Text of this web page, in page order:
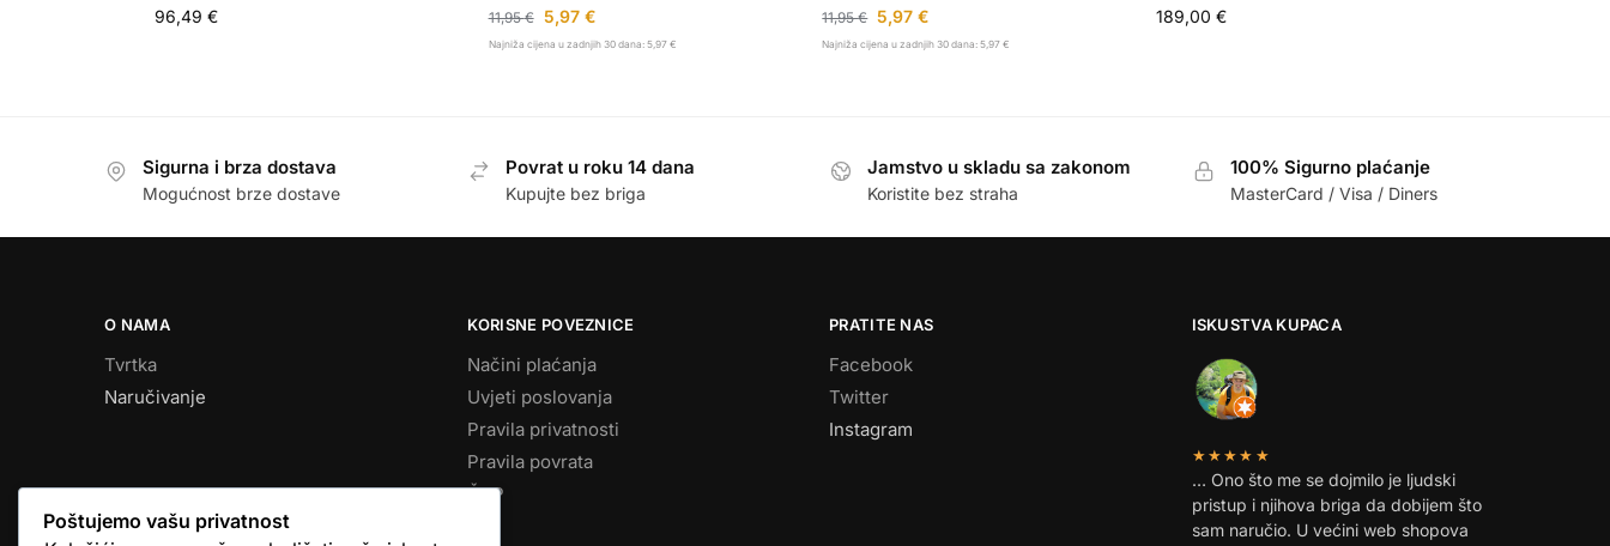
96,49 € 11,95€ 5,97 €
Najniža cijena u zadnjih 30 dana: 5,97 €
11,95€ 5,97€
Najniža cijena u zadnjih 30 dana:5,97€
189,00€
Sigurna i brza dostava
Mogućnost brze dostave
Povrat u roku 14 dana
Kupujte bez briga
Jamstvo u skladu sa zakonom
Koristite bez straha
100% Sigurno plaćanje
MasterCard / Visa / Diners
O NAMA
Tvrtka
Naručivanje
KORISNE POVEZNICE
Načini plaćanja
Uvjeti poslovanja
Pravila privatnosti
Pravila povrata
ČPP
PRATITE NAS
Facebook
Twitter
Instagram
ISKUSTVA KUPACA
★★★★★
… Ono što me se dojmilo je ljudski
pristup i njihova briga da dobijem što
sam naručio. U većini web shopova
Poštujemo vašu privatnost